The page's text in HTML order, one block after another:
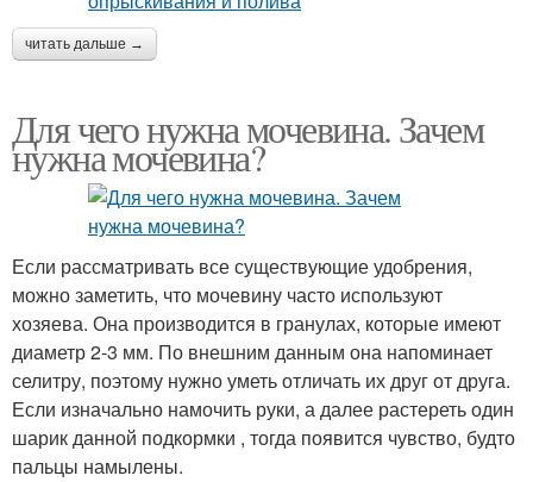
читать дальше →
Для чего нужна мочевина. Зачем
нужна мочевина?
Если рассматривать все существующие удобрения,
можно заметить, что мочевину часто используют
хозяева. Она производится в гранулах, которые имеют
диаметр 2-3 мм. По внешним данным она напоминает
селитру, поэтому нужно уметь отличать их друг от друга.
Если изначально намочить руки, а далее растереть один
шарик данной подкормки , тогда появится чувство, будто
пальцы намылены.